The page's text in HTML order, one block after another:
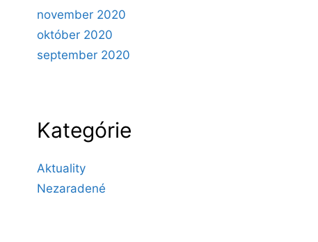
november 2020
október 2020
september 2020
Kategórie
Aktuality
Nezaradené